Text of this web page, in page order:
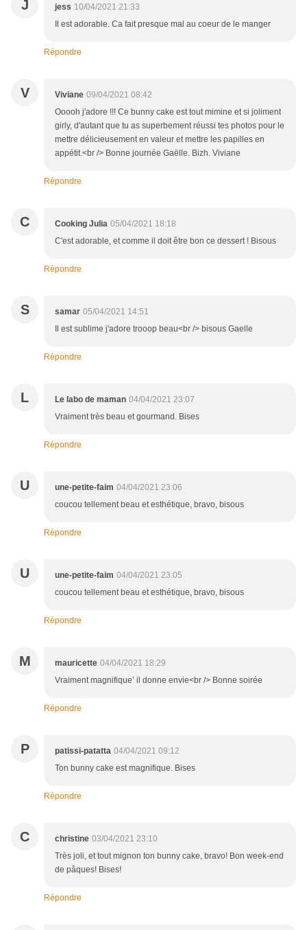
J jess 10/04/2021 21:33
Il est adorable. Ca fait presque mal au coeur de le manger
Répondre
V Viviane 09/04/2021 08:42
Ooooh j'adore !!! Ce bunny cake est tout mimine et si joliment
girly, d'autant que tu as superbement réussi tes photos pour le
mettre délicieusement en valeur et mettre les papilles en
appétit.<br /> Bonne journée Gaëlle. Bizh. Viviane
Répondre
C Cooking Julia 05/04/2021 18:18
C'est adorable, et comme il doit être bon ce dessert ! Bisous
Répondre
S samar 05/04/2021 14:51
Il est sublime j'adore trooop beau<br /> bisous Gaelle
Répondre
L Le labo de maman 04/04/2021 23:07
Vraiment très beau et gourmand. Bises
Répondre
U une-petite-faim 04/04/2021 23:06
coucou tellement beau et esthétique, bravo, bisous
Répondre
U une-petite-faim 04/04/2021 23:05
coucou tellement beau et esthétique, bravo, bisous
Répondre
M mauricette 04/04/2021 18:29
Vraiment magnifique’ il donne envie<br /> Bonne soirée
Répondre
P patissi-patatta 04/04/2021 09:12
Ton bunny cake est magnifique. Bises
Répondre
C christine 03/04/2021 23:10
Très joli, et tout mignon ton bunny cake, bravo! Bon week-end
de pâques! Bises!
Répondre